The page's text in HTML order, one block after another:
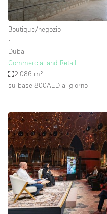
Boutique/negozio
∙
Dubai
Commercial and Retail
2.086 m²
su base 800AED al giorno